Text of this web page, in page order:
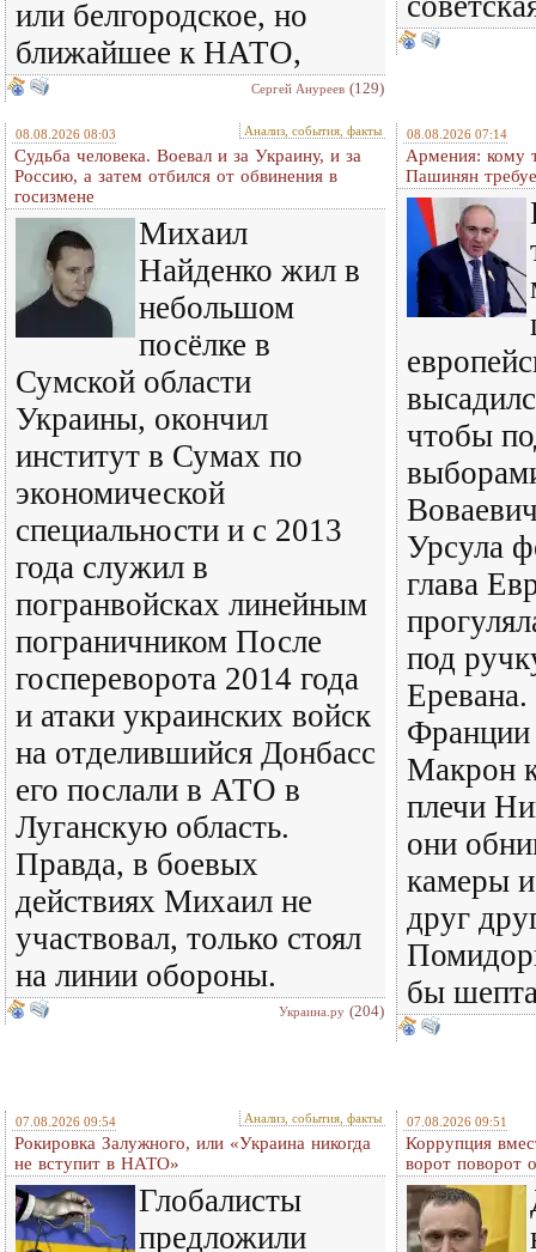
или белгородское, но
ближайшее к НАТО,
Сергей Ануреев (129)
08.08.2026 08:03 Анализ, события, факты
Судьба человека. Воевал и за Украину, и за
Россию, а затем отбился от обвинения в
госизмене
Михаил
Найденко жил в
небольшом
посёлке в
Сумской области
Украины, окончил
институт в Сумах по
экономической
специальности и с 2013
года служил в
погранвойсках линейным
пограничником После
госпереворота 2014 года
и атаки украинских войск
на отделившийся Донбасс
его послали в АТО в
Луганскую область.
Правда, в боевых
действиях Михаил не
участвовал, только стоял
на линии обороны.
Украина.ру (204)
08.08.2026 07:14
Армения: кому
Пашинян
чтобы
Урсула
глава
под
Макрон
плечи
они
камеры
друг
бы
07.08.2026 09:54 Анализ, события, факты
Рокировка Залужного, или «Украина никогда
не вступит в НАТО»
Глобалисты
предложили
07.08.2026 09:51
Коррупция
ворот поворот